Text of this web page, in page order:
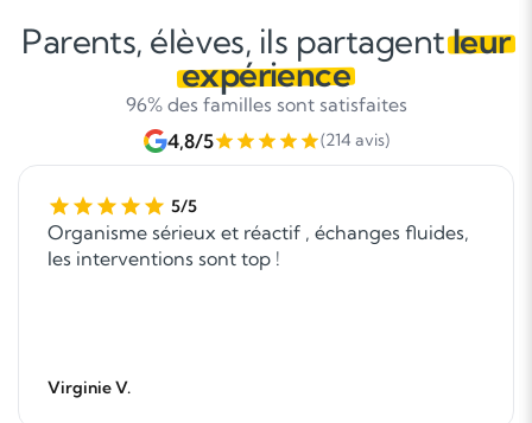
Parents, élèves, ils partagentleur
expérience
96% des familles sont satisfaites
4,8/5
(214 avis)
5/5
Organisme sérieux et réactif , échanges fluides,
les interventions sont top !
Virginie V.